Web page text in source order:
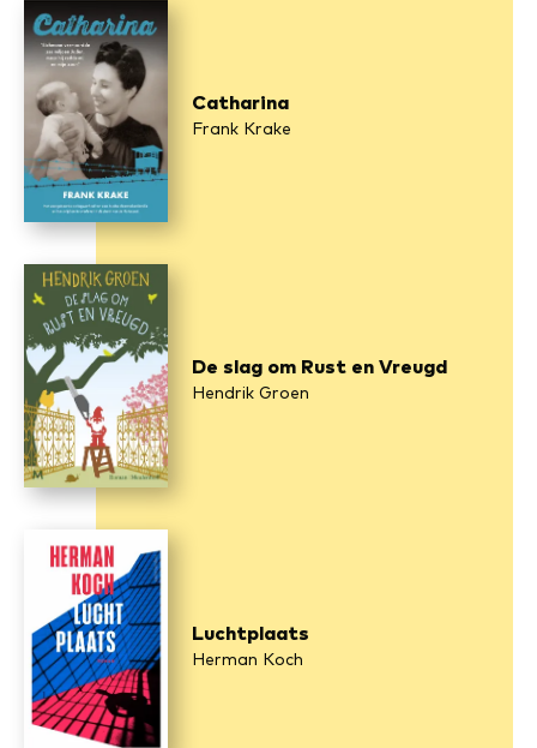
Catharina
Frank Krake
De slag om Rust en Vreugd
Hendrik Groen
Luchtplaats
Herman Koch